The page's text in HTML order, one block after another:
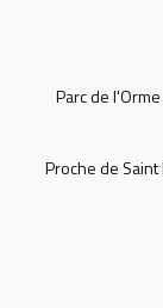
Parc de
Proche de